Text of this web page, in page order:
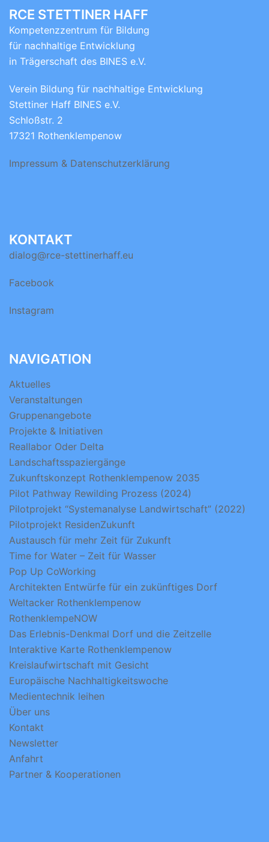
RCE STETTINER HAFF
Kompetenzzentrum für Bildung
für nachhaltige Entwicklung
in Trägerschaft des BINES e.V.
Verein Bildung für nachhaltige Entwicklung
Stettiner Haff BINES e.V.
Schloßstr. 2
17321 Rothenklempenow
Impressum & Datenschutzerklärung
KONTAKT
dialog@rce-stettinerhaff.eu
Facebook
Instagram
NAVIGATION
Aktuelles
Veranstaltungen
Gruppenangebote
Projekte & Initiativen
Reallabor Oder Delta
Landschaftsspaziergänge
Zukunftskonzept Rothenklempenow 2035
Pilot Pathway Rewilding Prozess (2024)
Pilotprojekt “Systemanalyse Landwirtschaft” (2022)
Pilotprojekt ResidenZukunft
Austausch für mehr Zeit für Zukunft
Time for Water – Zeit für Wasser
Pop Up CoWorking
Architekten Entwürfe für ein zukünftiges Dorf
Weltacker Rothenklempenow
RothenklempeNOW
Das Erlebnis-Denkmal Dorf und die Zeitzelle
Interaktive Karte Rothenklempenow
Kreislaufwirtschaft mit Gesicht
Europäische Nachhaltigkeitswoche
Medientechnik leihen
Über uns
Kontakt
Newsletter
Anfahrt
Partner & Kooperationen